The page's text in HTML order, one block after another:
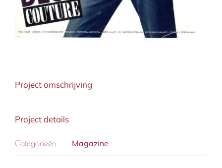
Project omschrijving
Project details
Categorieën: Magazine